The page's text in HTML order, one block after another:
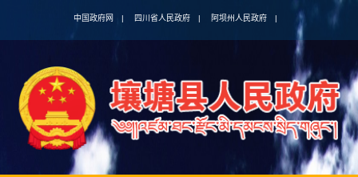
中国政府网 | 四川省人民政府 | 阿坝州人民政府 |